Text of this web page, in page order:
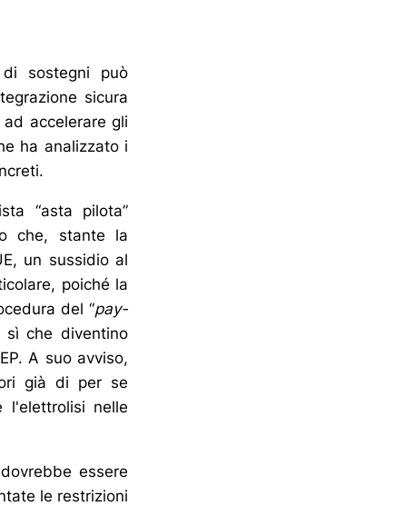
sostegni può
sicura
accelerare gli
ha analizzato i
“asta pilota”
che, stante la
un sussidio al
poiché la
del “pay-
che diventino
A suo avviso,
già di per se
l'elettrolisi nelle
essere
le restrizioni